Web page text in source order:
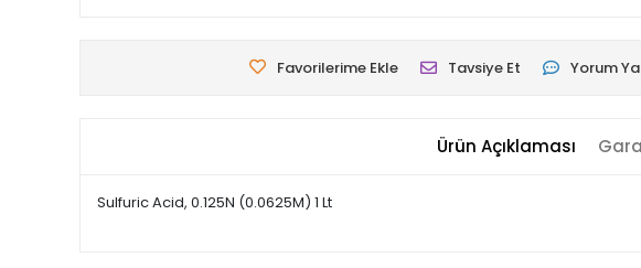
Favorilerime Ekle Tavsiye Et Yorum
Ürün Açıklaması
Sulfuric Acid, 0.125N (0.0625M) 1 Lt